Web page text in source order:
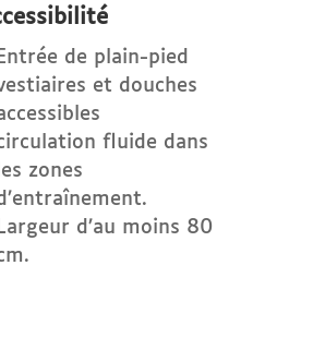
Entrée de plain-pied
et douches
fluide dans
les zones
Largeur d’au moins 80